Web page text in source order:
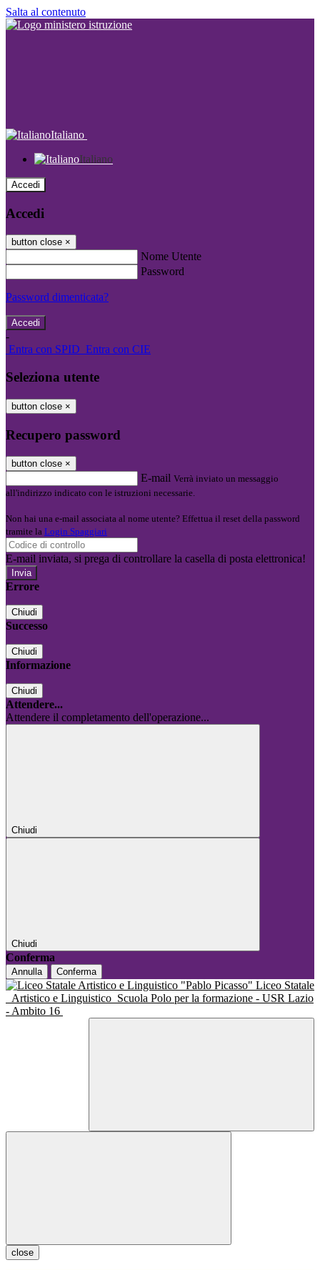
Salta al contenuto
Italiano
Italiano
Accedi
Accedi
button close ×
Nome Utente
Password
Password dimenticata?
-
Entra con SPID Entra con CIE
Seleziona utente
button close ×
Recupero password
button close ×
E-mail Verrà inviato un messaggio
all'indirizzo indicato con le istruzioni necessarie.
Non hai una e-mail associata al nome utente? Effettua il reset della password
tramite la Login Spaggiari
E-mail inviata, si prega di controllare la casella di posta elettronica!
Errore
Chiudi
Successo
Chiudi
Informazione
Chiudi
Attendere...
Attendere il completamento dell'operazione...
Chiudi
Chiudi
Conferma
Annulla Conferma
Liceo Statale
Artistico e Linguistico Scuola Polo per la formazione - USR Lazio
- Ambito 16
close